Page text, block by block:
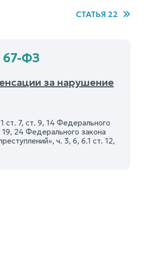
СТАТЬЯ 22
67-ФЗ
за нарушение
ст. 7, ст. 9, 14 Федерального
24 Федерального закона
ч. 3, 6, 6.1 ст. 12,